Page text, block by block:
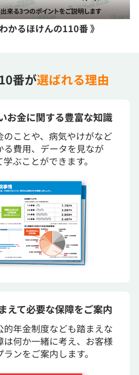
かるほけんの110番 》
番が選ばれる理由
ことや、病気やけがなど
る費用、データを見なが
ぶことができます。
お金に関する豊富な知識
的年金制度なども踏まえな
は何か一緒に考え、お客様
ンをご案内します。
えて必要な保障をご案内